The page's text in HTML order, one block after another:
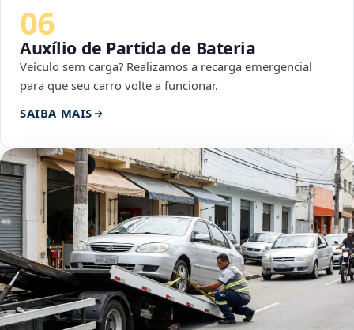
06
Auxílio de Partida de Bateria
Veículo sem carga? Realizamos a recarga emergencial
para que seu carro volte a funcionar.
SAIBA MAIS